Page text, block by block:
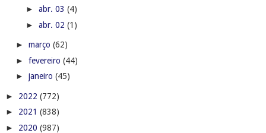
► abr. 03 (4)
► abr. 02 (1)
► março (62)
► fevereiro (44)
► janeiro (45)
► 2022 (772)
► 2021 (838)
► 2020 (987)